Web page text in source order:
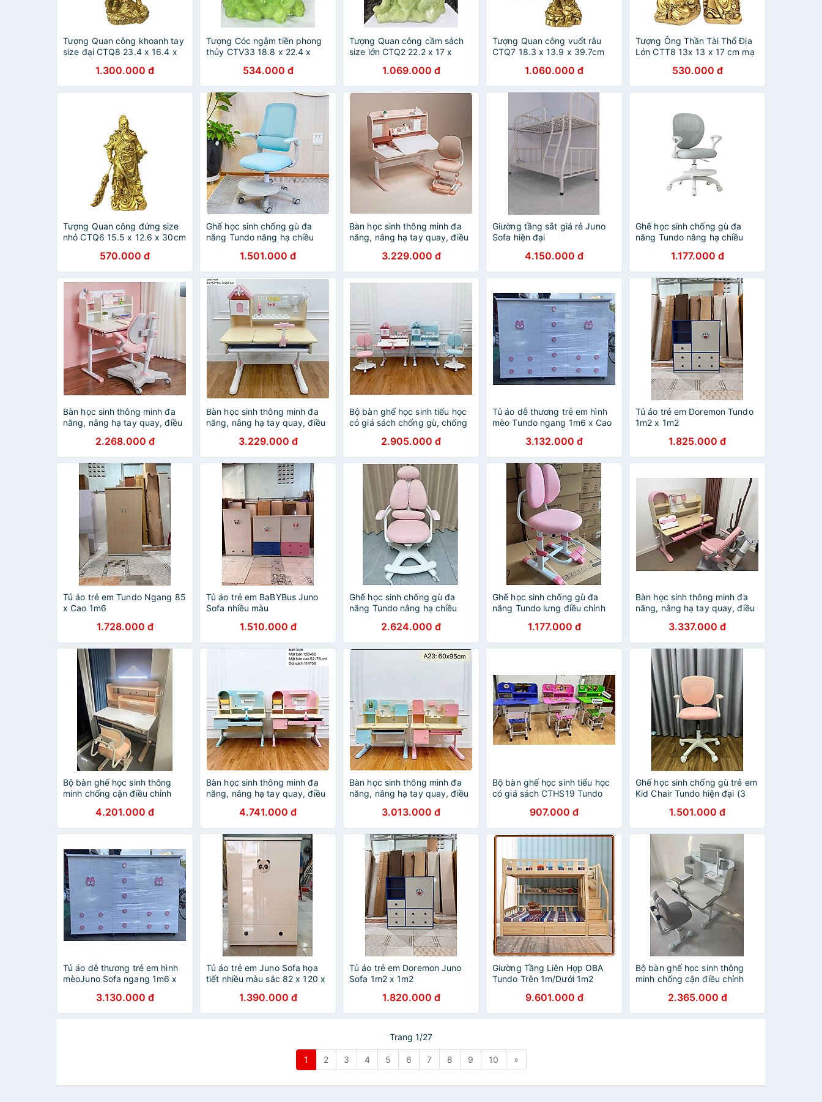
Tượng Quan công khoanh tay
size đại CTQ8 23.4 x 16.4 x
xanh lựa chọn1.300.000 đ
Tượng Cóc ngậm tiền phong
thủy CTV33 18.8 x 22.4 x
màu xanh lựa chọn
534.000 đ
Tượng Quan công cầm sách
size lớn CTQ2 22.2 x 17 x
màu xanh lựa chọn
1.069.000 đ
Tượng Quan công vuốt râu
CTQ7 18.3 x 13.9 x 39.7cm
1.060.000 đ
Tượng Ông Thần Tài Thổ Địa
Lớn CTT8 13x 13 x 17 cm mạ
530.000 đ
Tượng Quan công đứng size
nhỏ CTQ6 15.5 x 12.6 x 30cm
570.000 đ
Ghế học sinh chống gù đa
năng Tundo nâng hạ chiều
bánh trọng lực, xoay 360 độ
1.501.000 đ
Bàn học sinh thông minh đa
năng, nâng hạ tay quay, điều
Tundo CTIRPro100 kèm đèn
ngang 100cm
3.229.000 đ
Giường tầng sắt giá rẻ Juno
Sofa hiện đại
4.150.000 đ
Ghế học sinh chống gù đa
năng Tundo nâng hạ chiều
bánh trọng lực, xoay 360 độ
1.177.000 đ
Bàn học sinh thông minh đa
năng, nâng hạ tay quay, điều
Tundo CTIRS80 ngang 80cm
2.268.000 đ
Bàn học sinh thông minh đa
năng, nâng hạ tay quay, điều
Tundo CTF09 ngang 100cm
3.229.000 đ
Bộ bàn ghế học sinh tiểu học
có giá sách chống gù, chống
60 độ CTF10 Tundo
2.905.000 đ
Tủ áo dễ thương trẻ em hình
mèo Tundo ngang 1m6 x Cao
3.132.000 đ
Tủ áo trẻ em Doremon Tundo
1m2 x 1m2
1.825.000 đ
Tủ áo trẻ em Tundo Ngang 85
x Cao 1m6
1.728.000 đ
Tủ áo trẻ em BaBYBus Juno
Sofa nhiều màu
1.510.000 đ
Ghế học sinh chống gù đa
năng Tundo nâng hạ chiều
bánh trọng lực, xoay 360 độ
2.624.000 đ
Ghế học sinh chống gù đa
năng Tundo lưng điều chỉnh
1.177.000 đ
Bàn học sinh thông minh đa
năng, nâng hạ tay quay, điều
Tundo CTIRS110 ngang
110cm
3.337.000 đ
Bộ bàn ghế học sinh thông
minh chống cận điều chỉnh
CTIRSP100 kèm đèn ngang
100cm
4.201.000 đ
Bàn học sinh thông minh đa
năng, nâng hạ tay quay, điều
Tundo CTS06 ngang 120cm
4.741.000 đ
Bàn học sinh thông minh đa
năng, nâng hạ tay quay, điều
Tundo CTA23 ngang 95cm
3.013.000 đ
Bộ bàn ghế học sinh tiểu học
có giá sách CTHS19 Tundo
907.000 đ
Ghế học sinh chống gù trẻ em
Kid Chair Tundo hiện đại (3
1.501.000 đ
Tủ áo dễ thương trẻ em hình
mèoJuno Sofa ngang 1m6 x
3.130.000 đ
Tủ áo trẻ em Juno Sofa họa
tiết nhiều màu sắc 82 x 120 x
1.390.000 đ
Tủ áo trẻ em Doremon Juno
Sofa 1m2 x 1m2
1.820.000 đ
Giường Tầng Liên Hợp OBA
Tundo Trên 1m/Dưới 1m2
9.601.000 đ
Bộ bàn ghế học sinh thông
minh chống cận điều chỉnh
CTIRSSA16plus ngang 80cm
2.365.000 đ
Trang 1/27
1 2 3 4 5 6 7 8 9 10 »